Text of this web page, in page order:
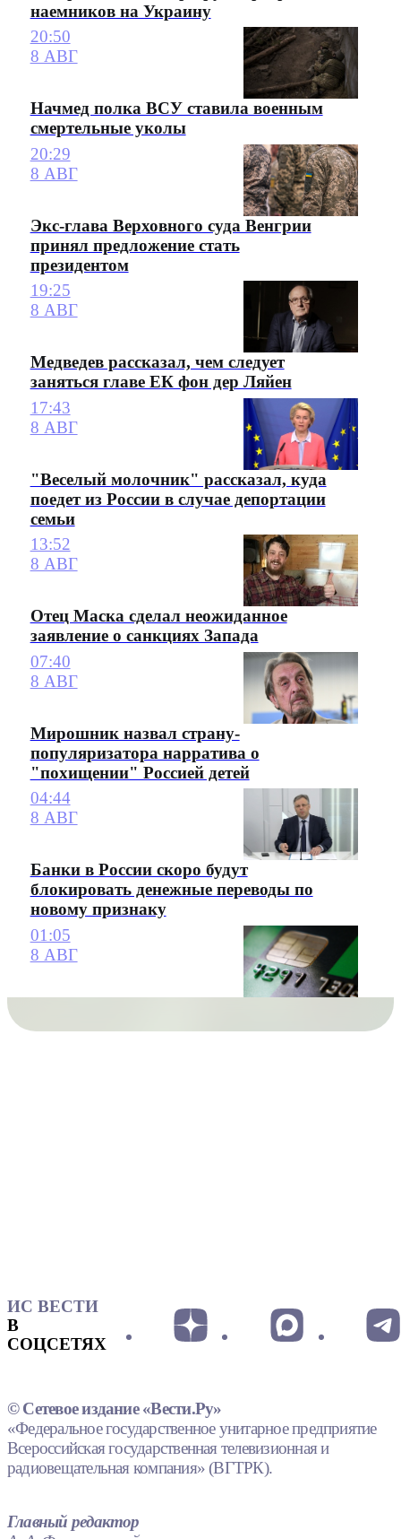
наемников на Украину
20:50
8 АВГ
Начмед полка ВСУ ставила военным
смертельные уколы
20:29
8 АВГ
Экс-глава Верховного суда Венгрии
принял предложение стать
президентом
19:25
8 АВГ
Медведев рассказал, чем следует
заняться главе ЕК фон дер Ляйен
17:43
8 АВГ
"Веселый молочник" рассказал, куда
поедет из России в случае депортации
семьи
13:52
8 АВГ
Отец Маска сделал неожиданное
заявление о санкциях Запада
07:40
8 АВГ
Мирошник назвал страну-
популяризатора нарратива о
"похищении" Россией детей
04:44
8 АВГ
Банки в России скоро будут
блокировать денежные переводы по
новому признаку
01:05
8 АВГ
ИС ВЕСТИ
В
СОЦСЕТЯХ
© Сетевое издание «Вести.Ру»
«Федеральное государственное унитарное предприятие
Всероссийская государственная телевизионная и
радиовещательная компания» (ВГТРК).
Главный редактор